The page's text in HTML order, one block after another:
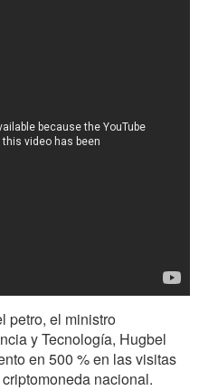
petro, el ministro
y Tecnología, Hugbel
en 500 % en las visitas
nacional.